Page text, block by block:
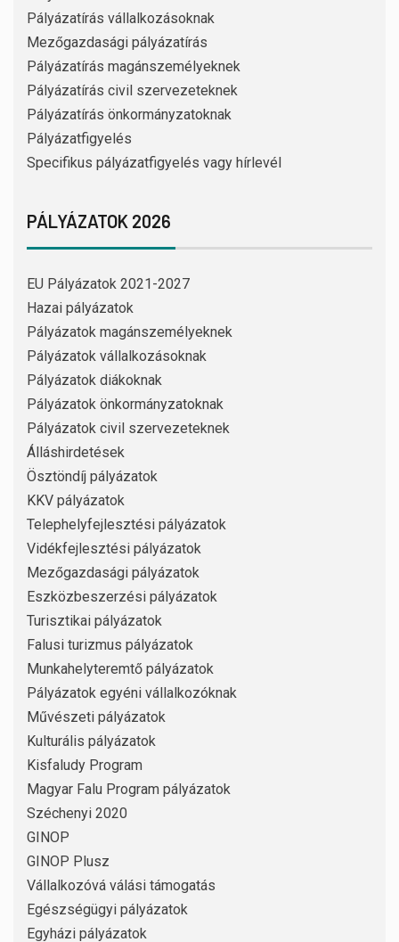
Pályázatírás vállalkozásoknak
Mezőgazdasági pályázatírás
Pályázatírás magánszemélyeknek
Pályázatírás civil szervezeteknek
Pályázatírás önkormányzatoknak
Pályázatfigyelés
Specifikus pályázatfigyelés vagy hírlevél
PÁLYÁZATOK 2026
EU Pályázatok 2021-2027
Hazai pályázatok
Pályázatok magánszemélyeknek
Pályázatok vállalkozásoknak
Pályázatok diákoknak
Pályázatok önkormányzatoknak
Pályázatok civil szervezeteknek
Álláshirdetések
Ösztöndíj pályázatok
KKV pályázatok
Telephelyfejlesztési pályázatok
Vidékfejlesztési pályázatok
Mezőgazdasági pályázatok
Eszközbeszerzési pályázatok
Turisztikai pályázatok
Falusi turizmus pályázatok
Munkahelyteremtő pályázatok
Pályázatok egyéni vállalkozóknak
Művészeti pályázatok
Kulturális pályázatok
Kisfaludy Program
Magyar Falu Program pályázatok
Széchenyi 2020
GINOP
GINOP Plusz
Vállalkozóvá válási támogatás
Egészségügyi pályázatok
Egyházi pályázatok